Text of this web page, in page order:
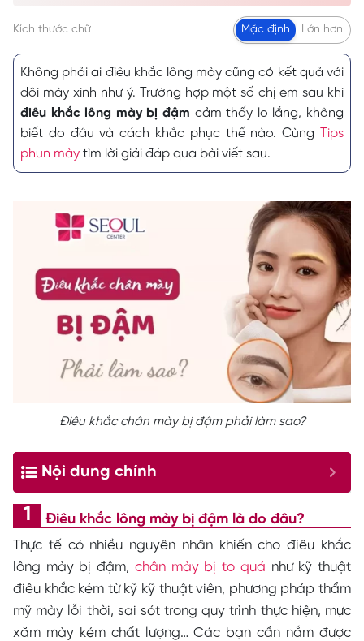
Kích thước chữ Mặc định Lớn hơn
Không phải ai điêu khắc lông mày cũng có kết quả với
đôi mày xinh như ý. Trường hợp một số chị em sau khi
điêu khắc lông mày bị đậm cảm thấy lo lắng, không
biết do đâu và cách khắc phục thế nào. Cùng
Tips
phun mày tìm lời giải đáp qua bài viết sau.
Điêu khắc chân mày bị đậm phải làm sao?
Nội dung chính
Điêu khắc lông mày bị đậm là do đâu?
Thực tế có nhiều nguyên nhân khiến cho điêu khắc
lông mày bị đậm, chân mày bị to quá như kỹ thuật
điêu khắc kém từ kỹ kỹ thuật viên, phương pháp thẩm
mỹ mày lỗi thời, sai sót trong quy trình thực hiện, mực
xăm mày kém chất lượng… Các bạn cần nắm được